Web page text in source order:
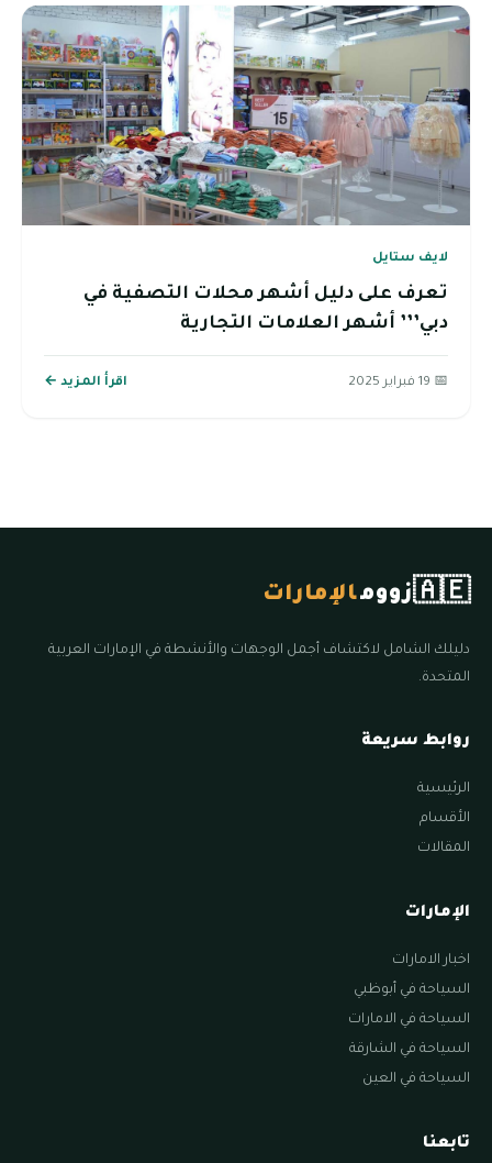
لايف ستايل
تعرف على دليل أشهر محلات التصفية في
دبي’’’ أشهر العلامات التجارية
📅 19 فبراير 2025 اقرأ المزيد ←
🇦🇪زوومالإمارات
دليلك الشامل لاكتشاف أجمل الوجهات والأنشطة في الإمارات العربية
المتحدة.
روابط سريعة
الرئيسية
الأقسام
المقالات
الإمارات
اخبار الامارات
السياحة في أبوظبي
السياحة في الامارات
السياحة في الشارقة
السياحة في العين
تابعنا